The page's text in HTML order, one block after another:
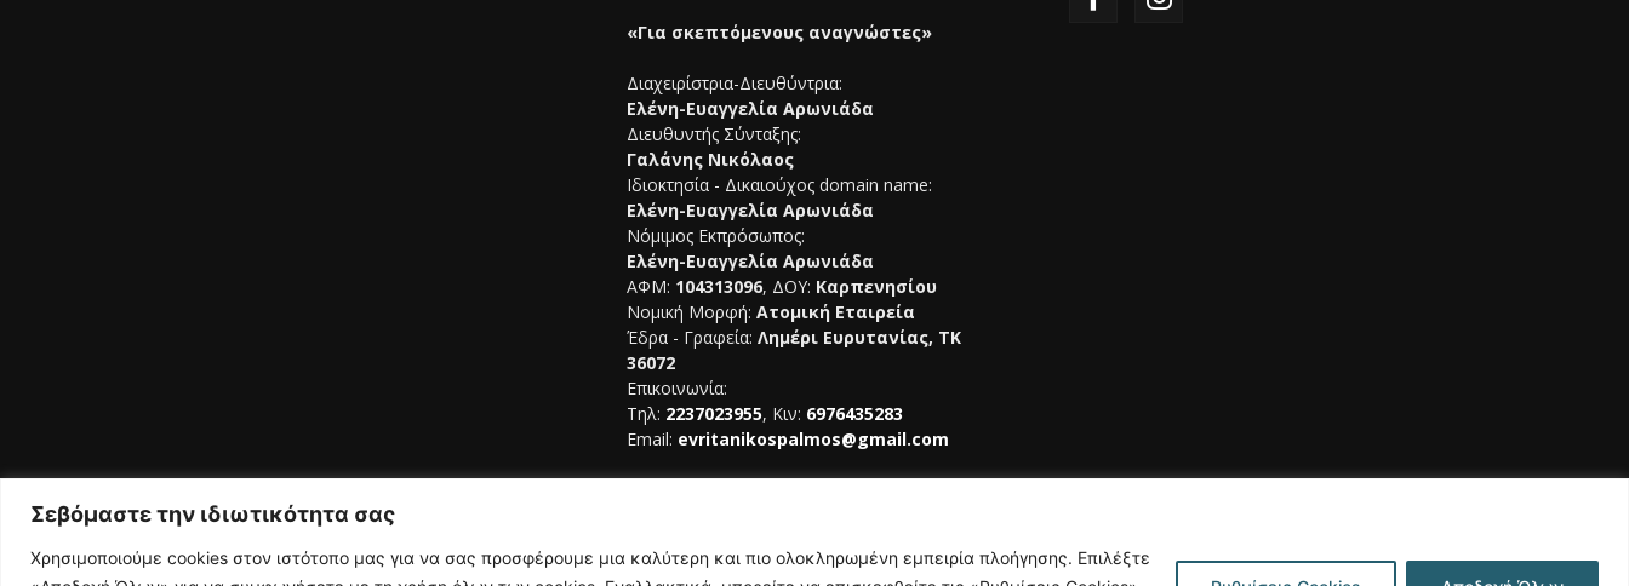
Σεβόμαστε την ιδιωτικότητα σας
Χρησιμοποιούμε cookies στον ιστότοπο μας για να σας προσφέρουμε μια καλύτερη και πιο ολοκληρωμένη εμπειρία πλοήγησης. Επιλέξτε
«Για σκεπτόμενους αναγνώστες»
Διαχειρίστρια-Διευθύντρια:
Ελένη-Ευαγγελία Αρωνιάδα
Διευθυντής Σύνταξης:
Γαλάνης Νικόλαος
Ιδιοκτησία - Δικαιούχος domain name:
Ελένη-Ευαγγελία Αρωνιάδα
Νόμιμος Εκπρόσωπος:
Ελένη-Ευαγγελία Αρωνιάδα
ΑΦΜ: 104313096, ΔΟΥ: Καρπενησίου
Νομική Μορφή: Ατομική Εταιρεία
Έδρα - Γραφεία: Λημέρι Ευρυτανίας, ΤΚ
36072
Επικοινωνία:
Τηλ: 2237023955, Κιν: 6976435283
Email: evritanikospalmos@gmail.com